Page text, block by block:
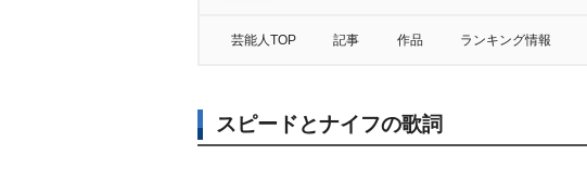
芸能人TOP 記事 作品 ランキング情報
スピードとナイフの歌詞